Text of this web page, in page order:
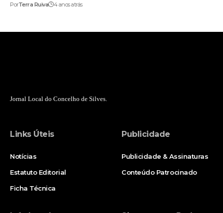
PorTerra Ruiva 4 anos atrás
Jornal Local do Concelho de Silves.
Links Úteis
Notícias
Estatuto Editorial
Ficha Técnica
Publicidade
Publicidade & Assinaturas
Conteúdo Patrocinado